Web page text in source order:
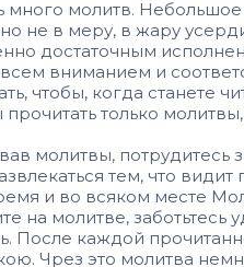
молитв.
не в меру, в жару
достаточным
всем вниманием и
чтобы, когда
прочитать только
молитвы, потрудитесь
тем, что
и во всяком месте
на молитве,
После каждой
Чрез это молитва